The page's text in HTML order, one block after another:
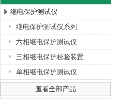
上海徐吉电气有限公司
继电保护测试仪
继电保护测试仪系列
六相继电保护测试仪
三相继电保护校验装置
单相继电保护测试仪
查看全部产品